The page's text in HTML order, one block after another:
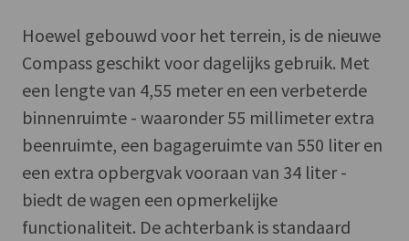
Hoewel gebouwd voor het terrein, is de nieuwe
Compass geschikt voor dagelijks gebruik. Met
een lengte van 4,55 meter en een verbeterde
binnenruimte - waaronder 55 millimeter extra
beenruimte, een bagageruimte van 550 liter en
een extra opbergvak vooraan van 34 liter -
biedt de wagen een opmerkelijke
functionaliteit. De achterbank is standaard